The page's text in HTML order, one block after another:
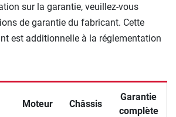
sur la garantie, veuillez-vous
de garantie du fabricant. Cette
est additionnelle à la réglementation
Moteur Châssis
Garantie
complète